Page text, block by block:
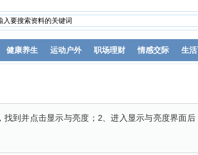
健康养生 运动户外 职场理财 情感交际 生
到并点击显示与亮度；2、进入显示与亮度界面后